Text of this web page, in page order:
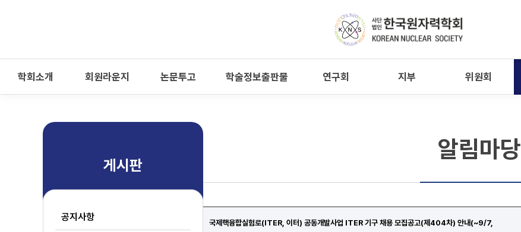
학회소개 회원라운지 논문투고 학술정보출판물 연구회 지부 위원회
게시판
공지사항
알림마당
국제핵융합실험로(ITER, 이터) 공동개발사업 ITER 기구 채용 모집공고(제404차) 안내(~9/7,